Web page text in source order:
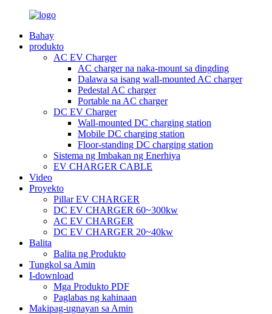
Bahay
produkto
AC EV Charger
AC charger na naka-mount sa dingding
Dalawa sa isang wall-mounted AC charger
Pedestal AC charger
Portable na AC charger
DC EV Charger
Wall-mounted DC charging station
Mobile DC charging station
Floor-standing DC charging station
Sistema ng Imbakan ng Enerhiya
EV CHARGER CABLE
Video
Proyekto
Pillar EV CHARGER
DC EV CHARGER 60~300kw
AC EV CHARGER
DC EV CHARGER 20~40kw
Balita
Balita ng Produkto
Tungkol sa Amin
I-download
Mga Produkto PDF
Paglabas ng kahinaan
Makipag-ugnayan sa Amin